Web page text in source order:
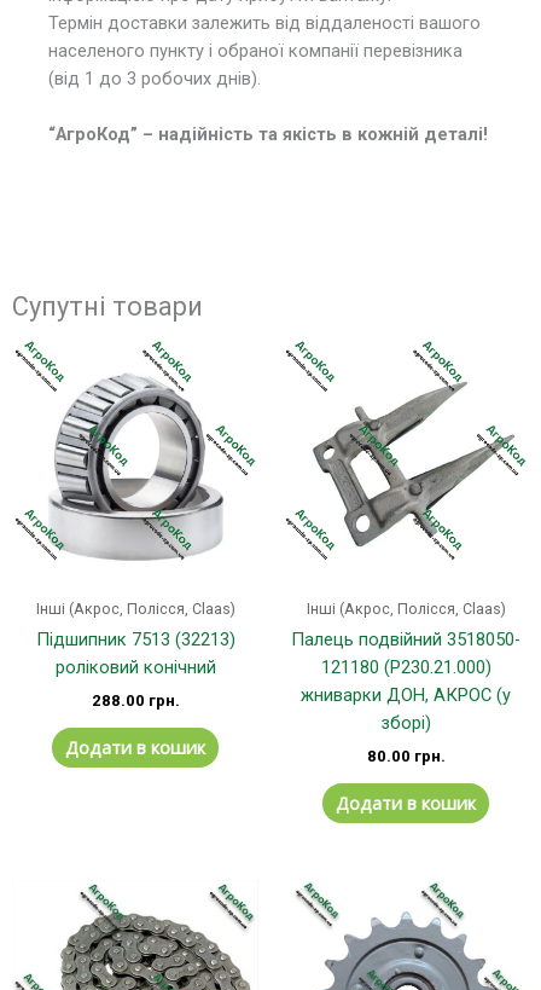
Термін доставки залежить від віддаленості вашого
населеного пункту і обраної компанії перевізника
(від 1 до 3 робочих днів).
“АгроКод” – надійність та якість в кожній деталі!
Супутні товари
Інші (Акрос, Полісся, Claas)
Підшипник 7513 (32213)
роліковий конічний
288.00 грн.
Додати в кошик
Інші (Акрос, Полісся, Claas)
Палець подвійний 3518050-
121180 (Р230.21.000)
жниварки ДОН, АКРОС (у
зборі)
80.00 грн.
Додати в кошик
Цей
товар
має
кілька